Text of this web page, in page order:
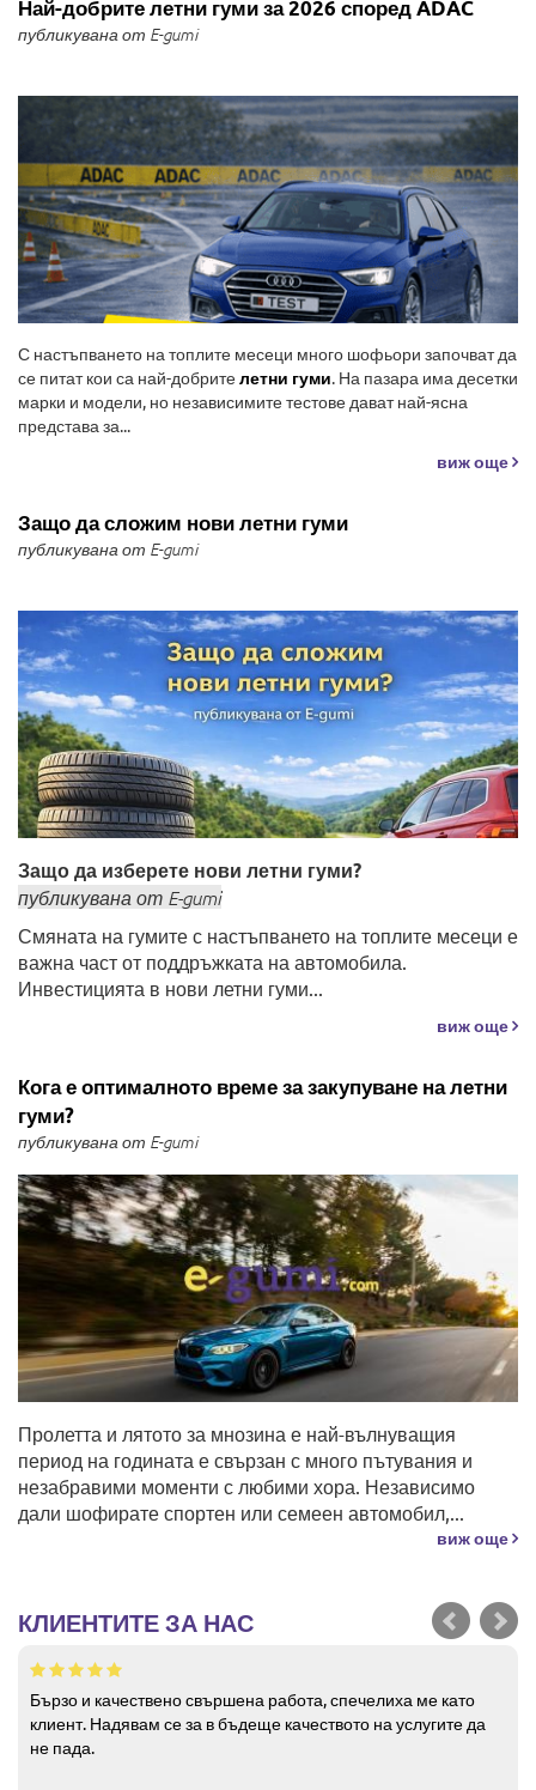
Най-добрите летни гуми за 2026 според ADAC
публикувана от E-gumi
С настъпването на топлите месеци много шофьори започват да
се питат кои са най-добрителетни гуми. На пазара има десетки
марки и модели, но независимите тестове дават най-ясна
представа за...
виж още
Защо да сложим нови летни гуми
публикувана от E-gumi
Защо да изберете нови летни гуми?
публикувана от E-gumi
Смяната на гумите с настъпването на топлите месеци е
важна част от поддръжката на автомобила.
Инвестицията в нови летни гуми...
виж още
Кога е оптималното време за закупуване на летни
гуми?
публикувана от E-gumi
Пролетта и лятото за мнозина е най-вълнуващия
период на годината е свързан с много пътувания и
незабравими моменти с любими хора. Независимо
дали шофирате спортен или семеен автомобил,...
виж още
КЛИЕНТИТЕ ЗА НАС
Бързо и качествено свършена работа, спечелиха ме като
клиент. Надявам се за в бъдеще качеството на услугите да
не пада.